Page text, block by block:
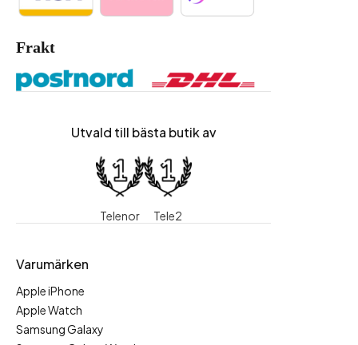
Frakt
Utvald till bästa butik av
Telenor Tele2
Varumärken
Apple iPhone
Apple Watch
Samsung Galaxy